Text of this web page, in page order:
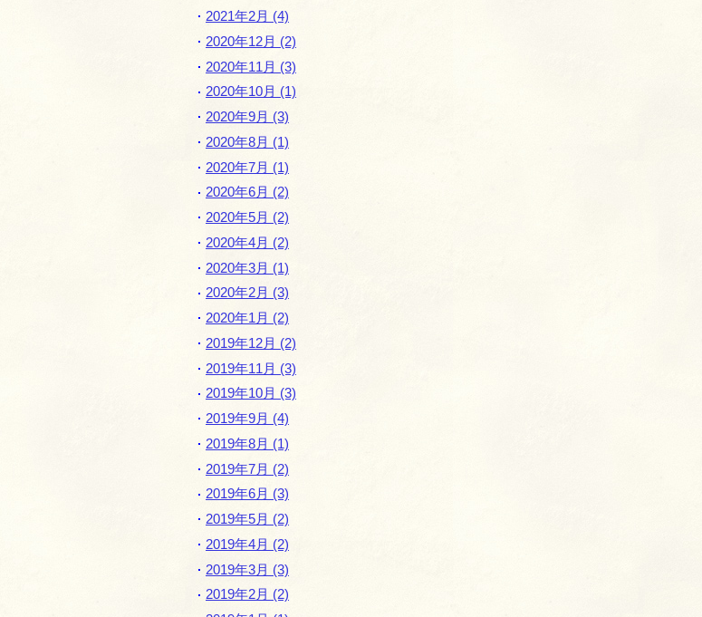
2021年2月 (4)
2020年12月 (2)
2020年11月 (3)
2020年10月 (1)
2020年9月 (3)
2020年8月 (1)
2020年7月 (1)
2020年6月 (2)
2020年5月 (2)
2020年4月 (2)
2020年3月 (1)
2020年2月 (3)
2020年1月 (2)
2019年12月 (2)
2019年11月 (3)
2019年10月 (3)
2019年9月 (4)
2019年8月 (1)
2019年7月 (2)
2019年6月 (3)
2019年5月 (2)
2019年4月 (2)
2019年3月 (3)
2019年2月 (2)